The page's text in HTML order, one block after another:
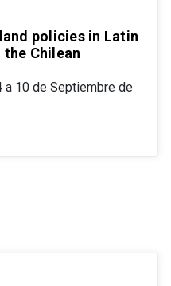
policies in Latin
Chilean
10 de Septiembre de